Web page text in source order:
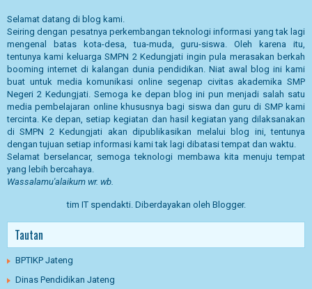
Selamat datang di blog kami.
Seiring dengan pesatnya perkembangan teknologi informasi yang tak lagi
mengenal batas kota-desa, tua-muda, guru-siswa. Oleh karena itu,
tentunya kami keluarga SMPN 2 Kedungjati ingin pula merasakan berkah
booming internet di kalangan dunia pendidikan. Niat awal blog ini kami
buat untuk media komunikasi online segenap civitas akademika SMP
Negeri 2 Kedungjati. Semoga ke depan blog ini pun menjadi salah satu
media pembelajaran online khususnya bagi siswa dan guru di SMP kami
tercinta. Ke depan, setiap kegiatan dan hasil kegiatan yang dilaksanakan
di SMPN 2 Kedungjati akan dipublikasikan melalui blog ini, tentunya
dengan tujuan setiap informasi kami tak lagi dibatasi tempat dan waktu.
Selamat berselancar, semoga teknologi membawa kita menuju tempat
yang lebih bercahaya.
Wassalamu'alaikum wr. wb.
tim IT spendakti. Diberdayakan oleh Blogger.
Tautan
BPTIKP Jateng
Dinas Pendidikan Jateng